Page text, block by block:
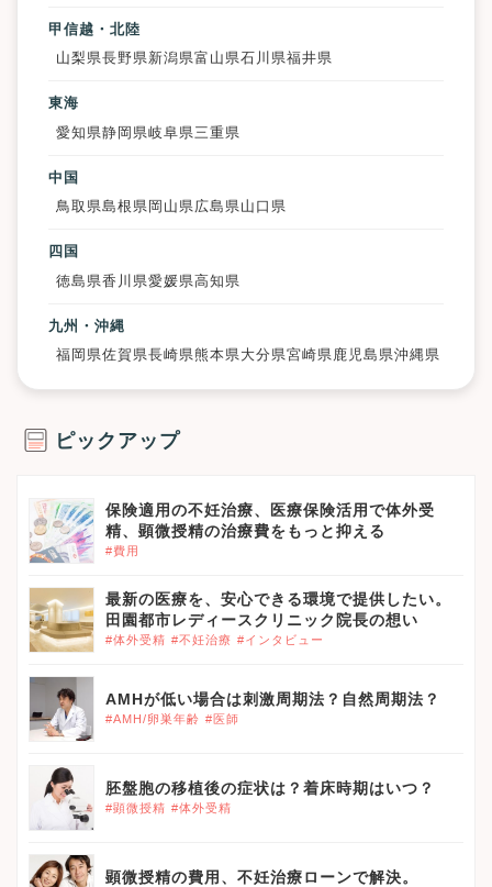
甲信越・北陸
山梨県長野県新潟県富山県石川県福井県
東海
愛知県静岡県岐阜県 三重県
中国
鳥取県島根県 岡山県広島県山口県
四国
徳島県香川県愛媛県高知県
九州・沖縄
福岡県佐賀県長崎県熊本県大分県宮崎県鹿児島県沖縄県
ピックアップ
保険適用の不妊治療、医療保険活用で体外受
精、顕微授精の治療費をもっと抑える
#費用
最新の医療を、安心できる環境で提供したい。
田園都市レディースクリニック院長の想い
#体外受精 #不妊治療 #インタビュー
AMHが低い場合は刺激周期法？自然周期法？
#AMH/卵巣年齢 #医師
胚盤胞の移植後の症状は？着床時期はいつ？
#顕微授精 #体外受精
顕微授精の費用、不妊治療ローンで解決。